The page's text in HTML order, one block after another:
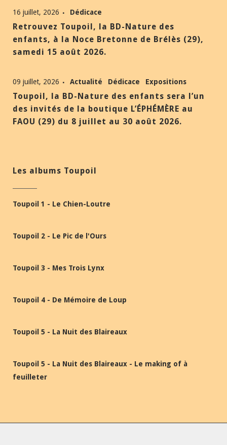
16 juillet, 2026 Dédicace
Retrouvez Toupoil, la BD-Nature des
enfants, à la Noce Bretonne de Brélès (29),
samedi 15 août 2026.
09 juillet, 2026 Actualité Dédicace Expositions
Toupoil, la BD-Nature des enfants sera l’un
des invités de la boutique L’ÉPHÉMÈRE au
FAOU (29) du 8 juillet au 30 août 2026.
Les albums Toupoil
Toupoil 1 - Le Chien-Loutre
Toupoil 2 - Le Pic de l'Ours
Toupoil 3 - Mes Trois Lynx
Toupoil 4 - De Mémoire de Loup
Toupoil 5 - La Nuit des Blaireaux
Toupoil 5 - La Nuit des Blaireaux - Le making of à
feuilleter